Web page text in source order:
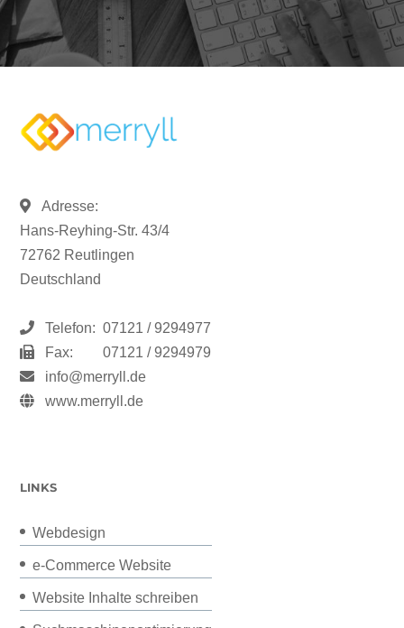
Adresse:
Hans-Reyhing-Str. 43/4
72762 Reutlingen
Deutschland
Telefon: 07121 / 9294977
Fax:
07121 / 9294979
info@merryll.de
www.merryll.de
LINKS
Webdesign
e-Commerce Website
Website Inhalte schreiben